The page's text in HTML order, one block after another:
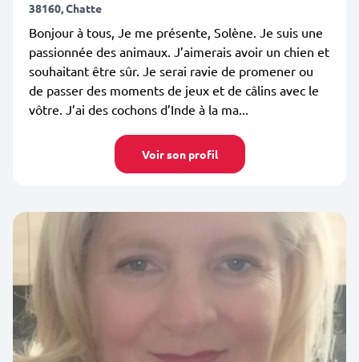
38160, Chatte
Bonjour à tous, Je me présente, Solène. Je suis une
passionnée des animaux. J’aimerais avoir un chien et
souhaitant être sûr. Je serai ravie de promener ou
de passer des moments de jeux et de câlins avec le
vôtre. J’ai des cochons d’Inde à la ma...
Voir son profil